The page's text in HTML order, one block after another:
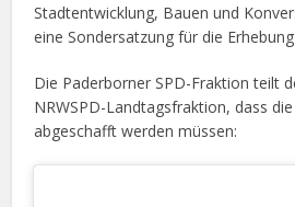
Stadtentwicklung, Bauen und
eine Sondersatzung für die
Die Paderborner SPD-Fraktion teilt
NRWSPD-Landtagsfraktion, dass
abgeschafft werden müssen: